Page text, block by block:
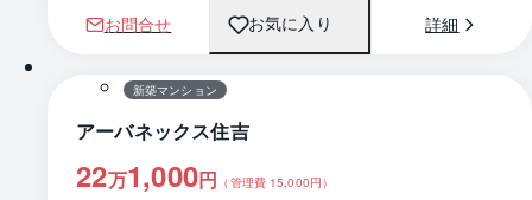
お問合せ お気に入り 詳細
1 / 0 間取り
新築マンション
アーバネックス住吉
22万1,000円 （管理費 15,000円）